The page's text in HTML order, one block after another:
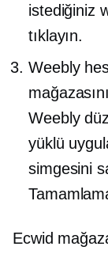
istediğiniz
tıklayın.
Weebly
Weebly
yüklü
simgesini
Ecwid